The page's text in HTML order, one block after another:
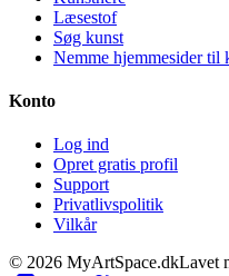
Læsestof
Søg kunst
Nemme hjemmesider til
Konto
Log ind
Opret gratis profil
Support
Privatlivspolitik
Vilkår
© 2026 MyArtSpace.dkLavet